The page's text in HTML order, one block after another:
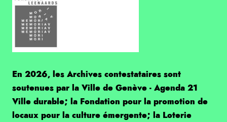
En 2026, les Archives contestataires sont
soutenues par la Ville de Genève - Agenda 21
Ville durable; la Fondation pour la promotion de
locaux pour la culture émergente; la Loterie